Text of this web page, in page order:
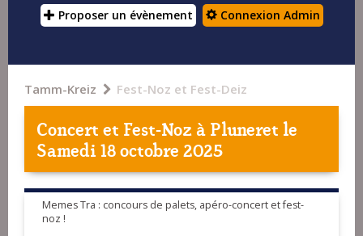
Proposer un évènement Connexion Admin
Tamm-Kreiz Fest-Noz et Fest-Deiz
Concert et Fest-Noz àPluneret le
Samedi 18 octobre 2025
Memes Tra : concours de palets, apéro-concert et fest-
noz !